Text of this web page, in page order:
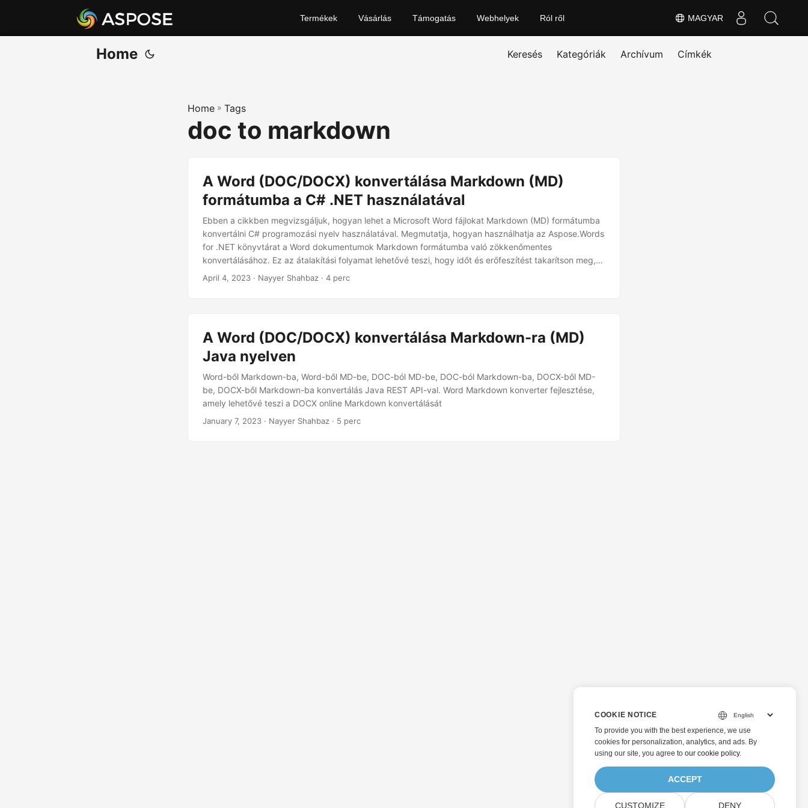
MAGYAR
Termékek Vásárlás Támogatás Webhelyek Ról ről
Home Keresés Kategóriák Archívum Címkék
Home » Tags
doc to markdown
A Word (DOC/DOCX) konvertálása Markdown (MD)
formátumba a C# .NET használatával
Ebben a cikkben megvizsgáljuk, hogyan lehet a Microsoft Word fájlokat Markdown (MD) formátumba
konvertálni C# programozási nyelv használatával. Megmutatja, hogyan használhatja az Aspose.Words
for .NET könyvtárat a Word dokumentumok Markdown formátumba való zökkenőmentes
konvertálásához. Ez az átalakítási folyamat lehetővé teszi, hogy időt és erőfeszítést takarítson meg,
mivel nincs szükség kézi formázásra és tartalommásolásra, és lehetővé teszi Word-dokumentumok
April 4, 2023 · Nayyer Shahbaz · 4 perc
A Word (DOC/DOCX) konvertálása Markdown-ra (MD)
Java nyelven
Word-ből Markdown-ba, Word-ből MD-be, DOC-ból MD-be, DOC-ból Markdown-ba, DOCX-ből MD-
be, DOCX-ből Markdown-ba konvertálás Java REST API-val. Word Markdown konverter fejlesztése,
amely lehetővé teszi a DOCX online Markdown konvertálását
January 7, 2023 · Nayyer Shahbaz · 5 perc
COOKIE NOTICE
To provide you with the best experience, we use
cookies for personalization, analytics, and ads. By
using our site, you agree to our cookie policy.
ACCEPT
CUSTOMIZE DENY